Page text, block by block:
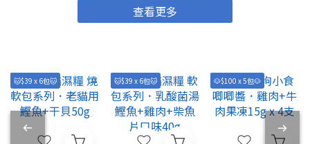
查看更多
🐱$39 x 6包🐱 🐱$39 x 6包🐱 🐶$100 x 5包🐶